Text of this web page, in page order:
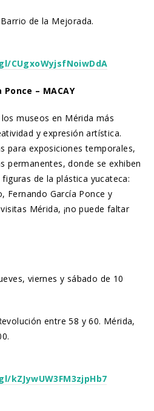
de la Mejorada.
CUgxoWyjsfNoiwDdA
– MACAY
museos en Mérida más
y expresión artística.
para exposiciones temporales,
permanentes, donde se exhiben
de la plástica yucateca:
Fernando García Ponce y
Mérida, ¡no puede faltar
viernes y sábado de 10
entre 58 y 60. Mérida,